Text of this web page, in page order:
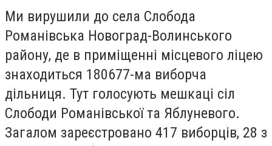
Ми вирушили до села Слобода
Романівська Новоград-Волинського
району, де в приміщенні місцевого ліцею
знаходиться 180677-ма виборча
дільниця. Тут голосують мешкаці сіл
Слободи Романівської та Яблуневого.
Загалом зареєстровано 417 виборців, 28 з